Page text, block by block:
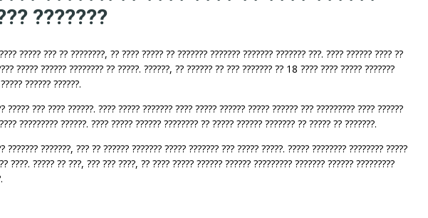
???????
????? ??? ?? ????????, ?? ???? ????? ?? ??????? ??????? ??????? ??????? ???. ???? ?????? ???? ??
????? ?????? ???????? ?? ?????. ??????, ?? ?????? ?? ??? ??????? ?? 18 ???? ???? ????? ???????
?????? ??????.
????? ??? ???? ??????. ???? ????? ??????? ???? ????? ?????? ????? ?????? ??? ????????? ???? ??????
????????? ??????. ???? ????? ?????? ???????? ?? ????? ?????? ??????? ?? ????? ?? ???????.
??????? ???????, ??? ?? ?????? ??????? ????? ??????? ??? ????? ?????. ????? ???????? ???????? ?????
????. ????? ?? ???, ??? ??? ????, ?? ???? ????? ?????? ?????? ????????? ??????? ?????? ?????????